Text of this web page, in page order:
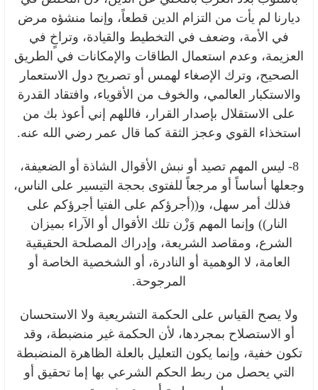
ديارنا لم يأت من التزام الدين قطعاً، وإنما منشؤه مرض
في الأمة، وضعف في التخطيط والقيادة، وتراخٍ في
العزيمة، وعدم استعمال الطاقات والإمكانات في الطريق
الصحيح، وترك الإصغاء لهمس أو تصريح دول الاستعمار
والاستكبار العالمي، والخوف من الأقوياء، وافتقاد القدرة
على الاستقلال بإصدار القرار، فاللهم إني أعوذ بك من
استخذاء القوي وعجز الثقة كما قال عمر رضي الله عنه.
8- ليس المهم تصيد أو نبش الأقوال الشاذة أو الضعيفة،
وجعلها أساساً أو مرجعاً للفتوى بحجة التيسير على الناس،
فذلك أمر سهل، و((أجرؤكم على الفتيا أجرؤكم على
النار)) وإنما المهم وَزْن تلك الأقوال أو الآراء بميزان
الشرع، ومقاصد الشريعة، وإدراك المصلحة الحقيقية
العامة، لا الوهمية أو النادرة، أو الشخصية الخاصة أو
المرجوحة.
ولا يصح القياس على الحكمة التشريعية ولا الاستحسان
أو الاستصلاح بمجردها، لأن الحكمة غير منضبطة، وقد
تكون خفية، وإنما يكون التعليل بالعلة الظاهرة المنضبطة
التي يحصل من ربط الحكم الشرعي بها إما تحقيق أو